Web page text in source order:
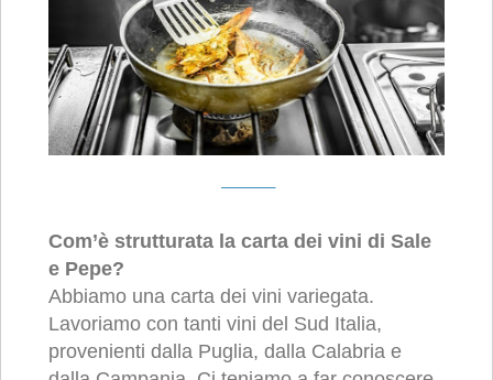
Com’è strutturata la carta dei vini di Sale
e Pepe?
Abbiamo una carta dei vini variegata.
Lavoriamo con tanti vini del Sud Italia,
provenienti dalla Puglia, dalla Calabria e